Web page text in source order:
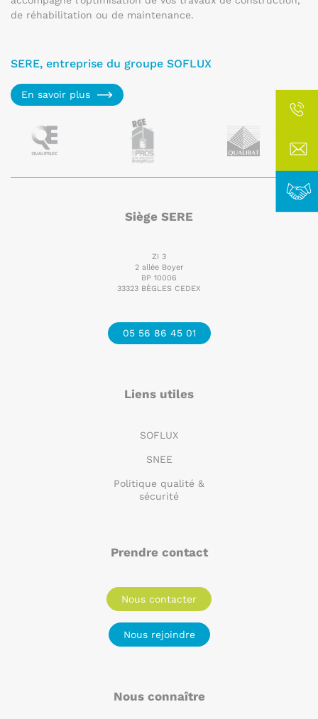
de réhabilitation ou de maintenance.
SERE, entreprise du groupe SOFLUX
En savoir plus
Siège SERE
ZI 3
2 allée Boyer
BP 10006
33323 BÈGLES CEDEX
05 56 86 45 01
Liens utiles
SOFLUX
SNEE
Politique qualité &
sécurité
Prendre contact
Nous contacter
Nous rejoindre
Nous connaître